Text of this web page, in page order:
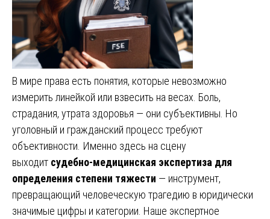
В мире права есть понятия, которые невозможно
измерить линейкой или взвесить на весах. Боль,
страдания, утрата здоровья — они субъективны. Но
уголовный и гражданский процесс требуют
объективности. Именно здесь на сцену
выходит судебно-медицинская экспертиза для
определения степени тяжести — инструмент,
превращающий человеческую трагедию в юридически
значимые цифры и категории. Наше экспертное